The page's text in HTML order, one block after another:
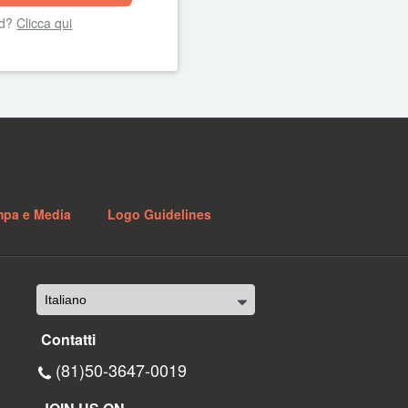
Clicca qui
e Media Logo Guidelines
Contatti
(81)50-3647-0019